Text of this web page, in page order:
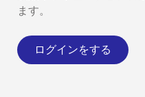
ます。
ログインをする